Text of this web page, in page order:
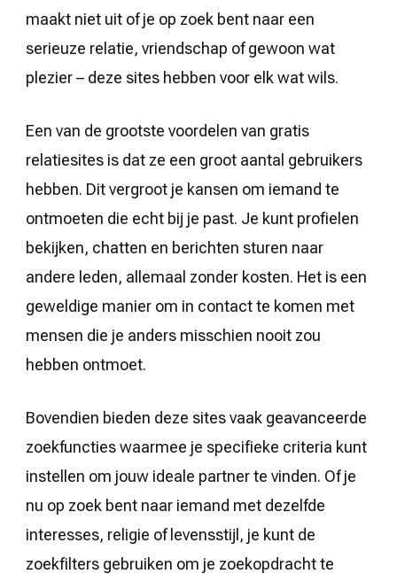
maakt niet uit of je op zoek bent naar een
serieuze relatie, vriendschap of gewoon wat
plezier – deze sites hebben voor elk wat wils.
Een van de grootste voordelen van gratis
relatiesites is dat ze een groot aantal gebruikers
hebben. Dit vergroot je kansen om iemand te
ontmoeten die echt bij je past. Je kunt profielen
bekijken, chatten en berichten sturen naar
andere leden, allemaal zonder kosten. Het is een
geweldige manier om in contact te komen met
mensen die je anders misschien nooit zou
hebben ontmoet.
Bovendien bieden deze sites vaak geavanceerde
zoekfuncties waarmee je specifieke criteria kunt
instellen om jouw ideale partner te vinden. Of je
nu op zoek bent naar iemand met dezelfde
interesses, religie of levensstijl, je kunt de
zoekfilters gebruiken om je zoekopdracht te